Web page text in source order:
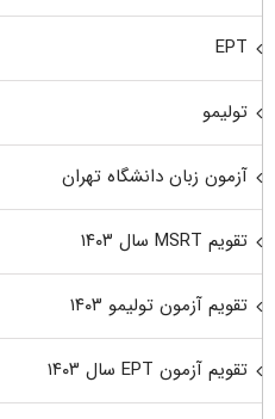
EPT
تولیمو
آزمون زبان دانشگاه تهران
تقویم MSRT سال ۱۴۰۳
تقویم آزمون تولیمو ۱۴۰۳
تقویم آزمون EPT سال ۱۴۰۳